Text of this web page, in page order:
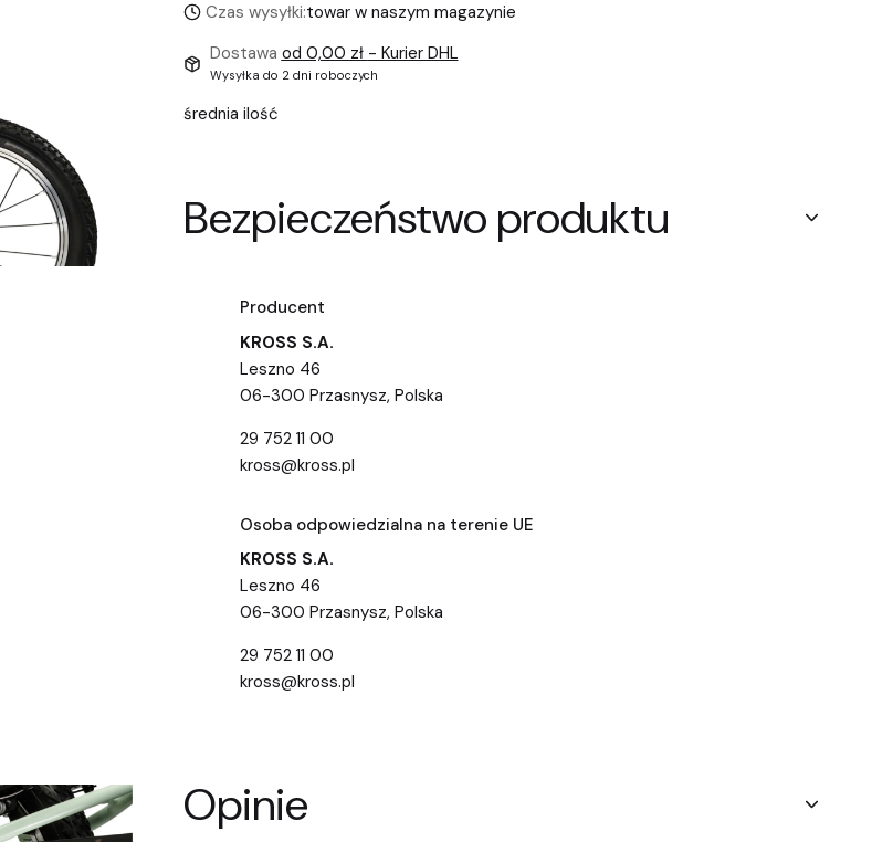
Czas wysyłki:towar w naszym magazynie
Dostawa od 0,00 zł - Kurier DHL
Wysyłka do 2 dni roboczych
średnia ilość
Bezpieczeństwo produktu
Producent
KROSS S.A.
Leszno 46
06-300 Przasnysz, Polska
29 752 11 00
kross@kross.pl
Osoba odpowiedzialna na terenie UE
KROSS S.A.
Leszno 46
06-300 Przasnysz, Polska
29 752 11 00
kross@kross.pl
Opinie